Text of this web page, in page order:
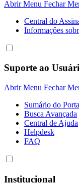
Abrir Menu Fechar
Central do
Informaçôes
Suporte ao
Abrir Menu Fechar
Sumário do
Busca Avançada
Central de Ajuda
Helpdesk
FAQ
Institucional